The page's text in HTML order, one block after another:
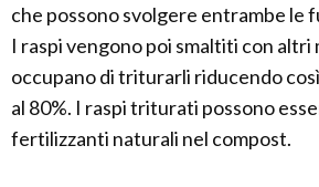
che possono svolgere entrambe le
I raspi vengono poi smaltiti con altri
occupano di triturarli riducendo
al 80%. I raspi triturati possono
fertilizzanti naturali nel compost.